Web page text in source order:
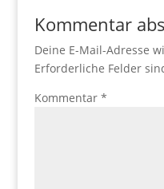
Kommentar
Deine E-Mail-Adresse
Erforderliche Felder
Kommentar *